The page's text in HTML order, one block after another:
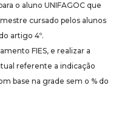
o aluno UNIFAGOC que
cursado pelos alunos
artigo 4º.
FIES, e realizar a
referente a indicação
base na grade sem o % do